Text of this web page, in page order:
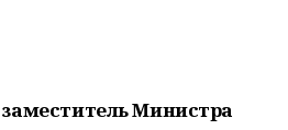
Министра